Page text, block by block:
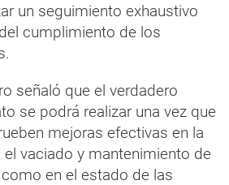
un seguimiento exhaustivo
cumplimiento de los
señaló que el verdadero
se podrá realizar una vez que
mejoras efectivas en la
vaciado y mantenimiento de
en el estado de las